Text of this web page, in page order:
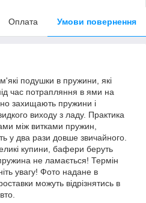
Оплата Умови повернення
подушки в пружини, які
час потрапляння в ями на
захищають пружини і
виходу з ладу. Практика
між витками пружин,
у два рази довше звичайного.
купини, бафери беруть
не ламається! Термін
увагу! Фото надане в
можуть відрізнятись в